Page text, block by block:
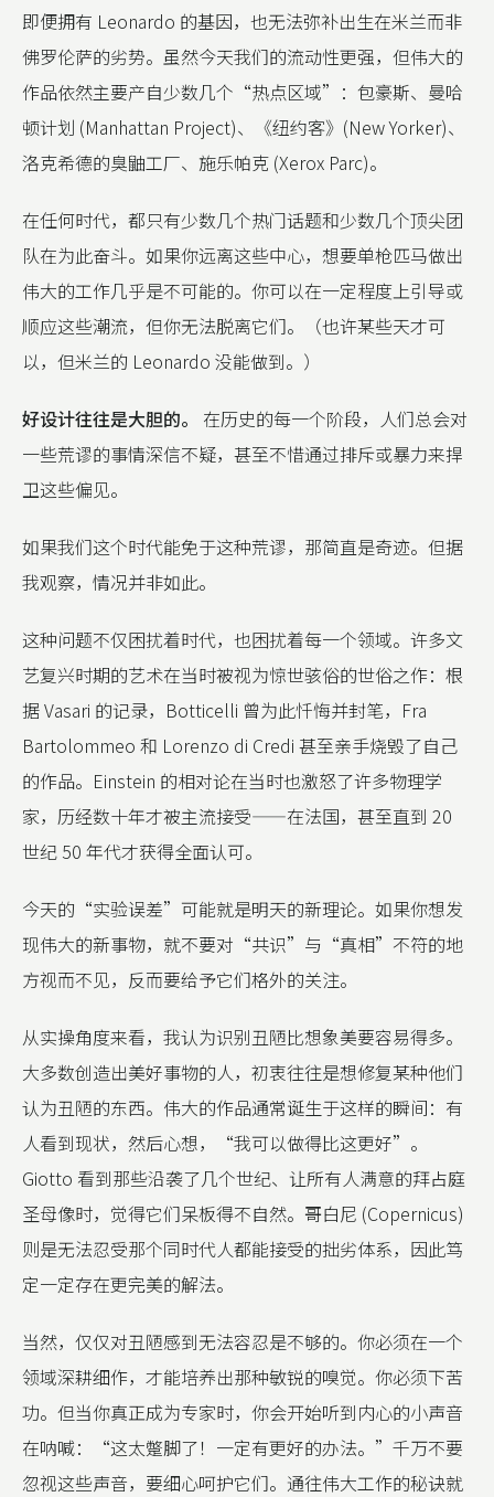
即便拥有 Leonardo 的基因，也无法弥补出生在米兰而非
佛罗伦萨的劣势。虽然今天我们的流动性更强，但伟大的
作品依然主要产自少数几个“热点区域”：包豪斯、曼哈
顿计划 (Manhattan Project)、《纽约客》(New Yorker)、
洛克希德的臭鼬工厂、施乐帕克 (Xerox Parc)。
在任何时代，都只有少数几个热门话题和少数几个顶尖团
队在为此奋斗。如果你远离这些中心，想要单枪匹马做出
伟大的工作几乎是不可能的。你可以在一定程度上引导或
顺应这些潮流，但你无法脱离它们。（也许某些天才可
以，但米兰的 Leonardo 没能做到。）
好设计往往是大胆的。
在历史的每一个阶段，人们总会对
一些荒谬的事情深信不疑，甚至不惜通过排斥或暴力来捍
卫这些偏见。
如果我们这个时代能免于这种荒谬，那简直是奇迹。但据
我观察，情况并非如此。
这种问题不仅困扰着时代，也困扰着每一个领域。许多文
艺复兴时期的艺术在当时被视为惊世骇俗的世俗之作：根
据 Vasari 的记录，Botticelli 曾为此忏悔并封笔，Fra
Bartolommeo 和 Lorenzo di Credi 甚至亲手烧毁了自己
的作品。Einstein 的相对论在当时也激怒了许多物理学
家，历经数十年才被主流接受——在法国，甚至直到 20
世纪 50 年代才获得全面认可。
今天的“实验误差”可能就是明天的新理论。如果你想发
现伟大的新事物，就不要对“共识”与“真相”不符的地
方视而不见，反而要给予它们格外的关注。
从实操角度来看，我认为识别丑陋比想象美要容易得多。
大多数创造出美好事物的人，初衷往往是想修复某种他们
认为丑陋的东西。伟大的作品通常诞生于这样的瞬间：有
人看到现状，然后心想，“我可以做得比这更好”。
Giotto 看到那些沿袭了几个世纪、让所有人满意的拜占庭
圣母像时，觉得它们呆板得不自然。哥白尼 (Copernicus)
则是无法忍受那个同时代人都能接受的拙劣体系，因此笃
定一定存在更完美的解法。
当然，仅仅对丑陋感到无法容忍是不够的。你必须在一个
领域深耕细作，才能培养出那种敏锐的嗅觉。你必须下苦
功。但当你真正成为专家时，你会开始听到内心的小声音
在呐喊：“这太蹩脚了！一定有更好的办法。”千万不要
忽视这些声音，要细心呵护它们。通往伟大工作的秘诀就